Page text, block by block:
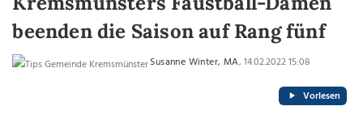
beenden die Saison auf Rang fünf
Susanne Winter, MA, 14.02.2022 15:08
Vorlesen